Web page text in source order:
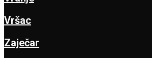
Vršac
Zaječar